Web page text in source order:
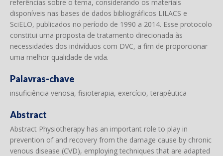
referências sobre o tema, considerando os materiais
disponíveis nas bases de dados bibliográficos LILACS e
SciELO, publicados no período de 1990 a 2014. Esse protocolo
constitui uma proposta de tratamento direcionada às
necessidades dos indivíduos com DVC, a fim de proporcionar
uma melhor qualidade de vida.
Palavras-chave
insuficiência venosa, fisioterapia, exercício, terapêutica
Abstract
Abstract Physiotherapy has an important role to play in
prevention of and recovery from the damage cause by chronic
venous disease (CVD), employing techniques that are adapted